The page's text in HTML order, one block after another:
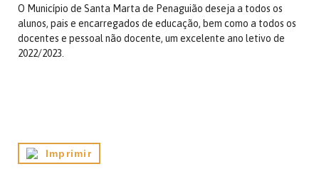
O Município de Santa Marta de Penaguião deseja a todos os
alunos, pais e encarregados de educação, bem como a todos os
docentes e pessoal não docente, um excelente ano letivo de
2022/2023.
Imprimir